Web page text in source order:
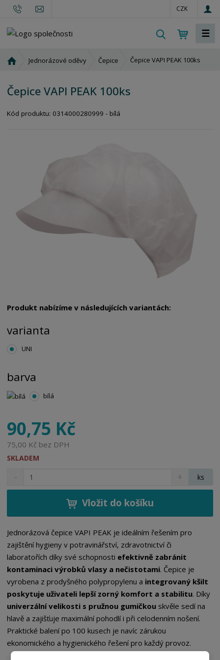
CZK
h
☰
d
í
Jednorázové oděvy Čepice Čepice VAPI PEAK 100ks
Čepice VAPI PEAK 100ks
Kód produktu: 0314000280999 - bílá
Produkt nabízíme v následujících variantách:
varianta
UNI
barva
bílá
90,75 Kč
75,00 Kč bez DPH
SKLADEM
i
p
o
č
e
t
v
t
m
n
o
ž
s
t
v
í
í
i
m
n
o
ž
s
t
v
í
ks
Vložit do košíku
Jednorázová čepice VAPI PEAK je ideálním řešením pro
zajištění hygieny v potravinářství, zdravotnictví či
laboratořích díky své schopnosti efektivně zabránit
kontaminaci výrobků vlasy a nečistotami. Čepice je
vyrobena z prodyšného polypropylenu a integrovaný kšilt
poskytuje uživateli lepší zorný komfort a stabilitu. Díky
univerzální velikosti s pružnou gumičkou skvěle sedí na
hlavě a zajišťuje maximální pohodlí i při celodenním nošení.
Praktické balení po 100 kusech je navíc zárukou
ekonomického a hygienického řešení pro každý provoz.